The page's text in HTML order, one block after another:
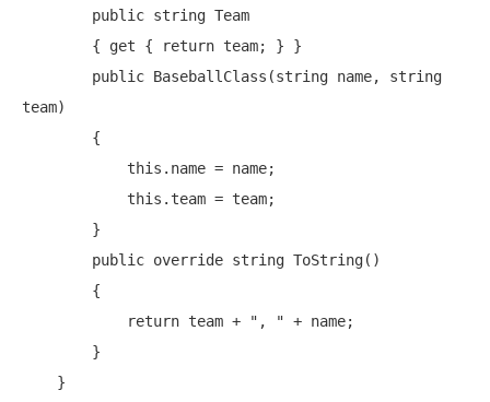
public string Team
        {
get { return team; } }
public BaseballClass(string name, string
team)
this .name = name;
this .team = team;
public override string ToString()
return team + ", " + name;